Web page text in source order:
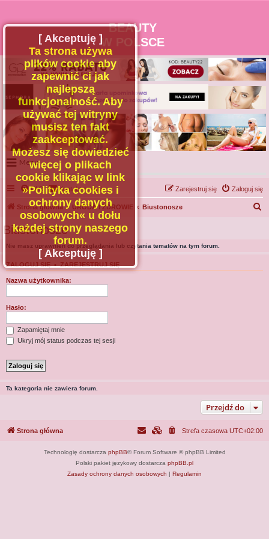
BEAUTY
W POLSCE
Menu
Portal
Facebook
Regulamin
Zapytaj administratora
Kontakt
FAQ Kontakt z nami Zaloguj się
Zarejestruj się
Strona główna URODA I ZDROWIE Biustonosze
Biustonosze
Nie masz uprawnień do przeglądania lub czytania tematów na tym forum.
ZALOGUJ SIĘ•ZAREJESTRUJ SIĘ
Nazwa użytkownika:
Hasło:
Zapamiętaj mnie
Ukryj mój status podczas tej sesji
Ta kategoria nie zawiera forum.
Przejdź do
[ Akceptuję ]
Ta strona używa
plików cookie aby
zapewnić ci jak
najlepszą
funkcjonalność. Aby
używać tej witryny
musisz ten fakt
zaakceptować.
Możesz się dowiedzieć
więcej o plikach
cookie klikając w link
»Polityka cookies i
ochrony danych
osobowych« u dołu
każdej strony naszego
forum.
[ Akceptuję ]
Strona główna Strefa czasowa UTC+02:00
Technologię dostarcza phpBB® Forum Software © phpBB Limited
Polski pakiet językowy dostarcza phpBB.pl
Zasady ochrony danych osobowych | Regulamin